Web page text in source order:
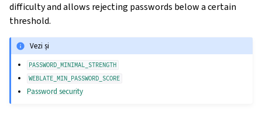
difficulty and allows rejecting passwords below a certain
threshold.
Vezi și
PASSWORD_MINIMAL_STRENGTH
WEBLATE_MIN_PASSWORD_SCORE
Password security